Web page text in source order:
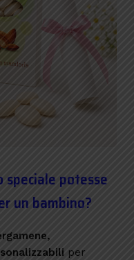
speciale potesse
un bambino?
per